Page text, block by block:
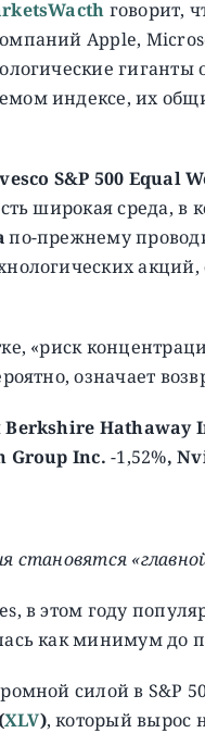
говорит,
Apple,
индексе, их
S&P 500 Equal
широкая среда, в
по-прежнему
«риск
означает
Berkshire Hathaway
Group Inc.-1,52%,
становятся
в этом году
как минимум до
силой в S&P
XLV), который вырос